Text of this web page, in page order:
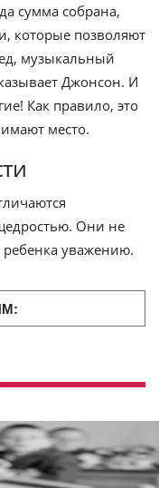
сумма собрана,
которые позволяют
музыкальный
Джонсон. И
Как правило, это
место.
Они не
уважению.